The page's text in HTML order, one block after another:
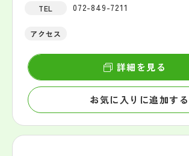
TEL 072-849-7211
アクセス
お気に入りに追加する
詳細を見る